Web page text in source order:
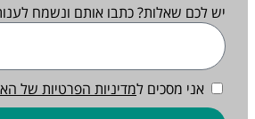
יש לכם שאלות? כתבו אותם ונשמח
אני מסכים למדיניות הפרטיות של